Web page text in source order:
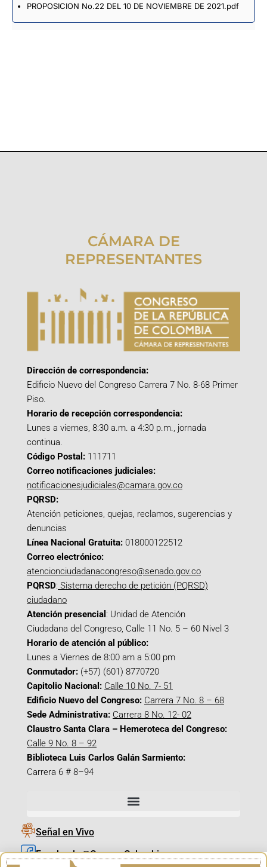
PROPOSICION No.22 DEL 10 DE NOVIEMBRE DE 2021.pdf
CÁMARA DE
REPRESENTANTES
Dirección de correspondencia:
Edificio Nuevo del Congreso Carrera 7 No. 8-68 Primer
Piso.
Horario de recepción correspondencia:
Lunes a viernes, 8:30 a.m. a 4:30 p.m., jornada
continua.
Código Postal: 111711
Correo notificaciones judiciales:
notificacionesjudiciales@camara.gov.co
PQRSD:
Atención peticiones, quejas, reclamos, sugerencias y
denuncias
Línea Nacional Gratuita: 018000122512
Correo electrónico:
atencionciudadanacongreso@senado.gov.co
PQRSD: Sistema derecho de petición (PQRSD)
ciudadano
Atención presencial : Unidad de Atención
Ciudadana del Congreso, Calle 11 No. 5 – 60 Nivel 3
Horario de atención al público:
Lunes a Viernes de 8:00 am a 5:00 pm
Conmutador: (+57) (601) 8770720
Capitolio Nacional: Calle 10 No. 7- 51
Edificio Nuevo del Congreso: Carrera 7 No. 8 – 68
Sede Administrativa: Carrera 8 No. 12- 02
Claustro Santa Clara – Hemeroteca del Congreso:
Calle 9 No. 8 – 92
Biblioteca Luis Carlos Galán Sarmiento:
Carrera 6 # 8–94
Señal en Vivo
Facebook_@CamaraColombia